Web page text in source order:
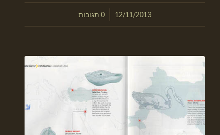
12/11/2013
/ 0 תגובות